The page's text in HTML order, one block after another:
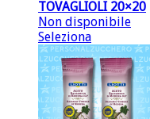
TOVAGLIOLI 20×20
Non disponibile
Seleziona